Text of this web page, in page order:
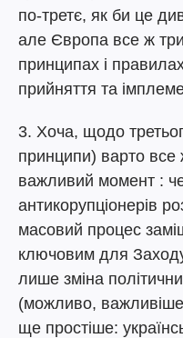
по-третє, як би це
але Європа все ж
принципах і
прийняття та
3. Хоча, щодо
принципи) варто все
важливий момент :
антикорупціонерів
масовий процес
ключовим для
лише зміна
(можливо,
ще простіше: